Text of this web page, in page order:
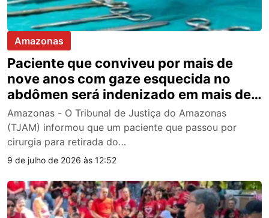
Amazonas
Paciente que conviveu por mais de
nove anos com gaze esquecida no
abdômen será indenizado em mais de
R$ 50 mil no Amazonas
Amazonas - O Tribunal de Justiça do Amazonas
(TJAM) informou que um paciente que passou por
cirurgia para retirada do…
9 de julho de 2026 às 12:52